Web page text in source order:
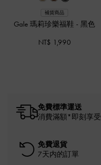
補貨商品
Gale 瑪莉珍樂福鞋 -黑色
NT$ 1,990
免費標準運送
消費滿額*即刻享受
免費退貨
7天内的訂單